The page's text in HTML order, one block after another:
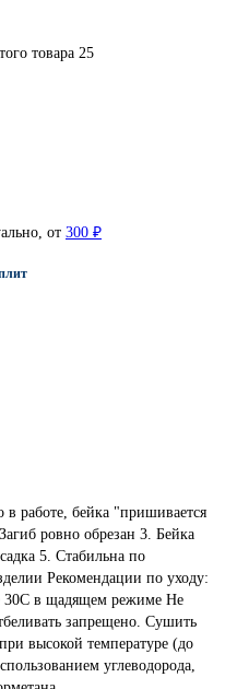
товара 25
от 300 ₽
в работе, бейка "пришивается
ровно обрезан 3. Бейка
5. Стабильна по
Рекомендации по уходу:
30С в щадящем режиме Не
запрещено. Сушить
высокой температуре (до
углеводорода,